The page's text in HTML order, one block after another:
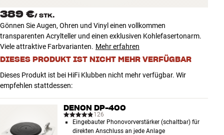
Anmelden
Kundendienst
Bauen mit Klang
389 €/ STK.
Gönnen Sie Augen, Ohren und Vinyl einen vollkommen
transparenten Acrylteller und einen exklusiven Kohlefasertonarm.
Viele attraktive Farbvarianten. Mehr erfahren
DIESES PRODUKT IST NICHT MEHR VERFÜGBAR
Dieses Produkt ist bei HiFi Klubben nicht mehr verfügbar. Wir
empfehlen stattdessen:
DENON DP-400
126
Eingebauter Phonovorverstärker (schaltbar) für
direkten Anschluss an jede Anlage